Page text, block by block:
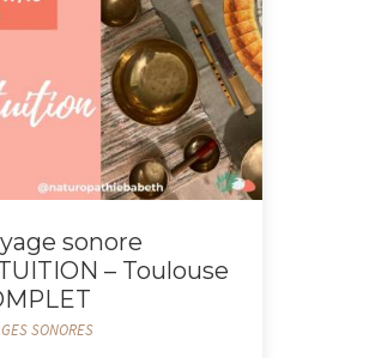
sonore
– Toulouse
SONORES